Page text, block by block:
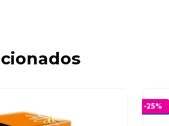
-25%